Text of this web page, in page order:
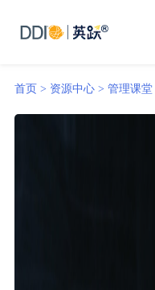
首页 > 资源中心 > 管理课堂